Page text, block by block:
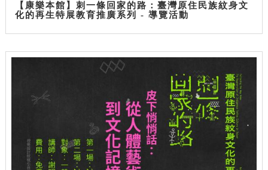
【康樂本館】刺一條回家的路：臺灣原住民族紋身文
化的再生特展教育推廣系列 - 導覽活動